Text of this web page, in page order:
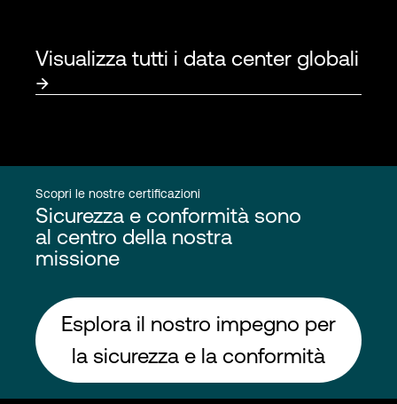
Visualizza tutti i data center globali
Scopri le nostre certificazioni
Sicurezza e conformità sono
al centro della nostra
missione
Esplora il nostro impegno per
la sicurezza e la conformità